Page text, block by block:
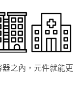
之內，元件就能更